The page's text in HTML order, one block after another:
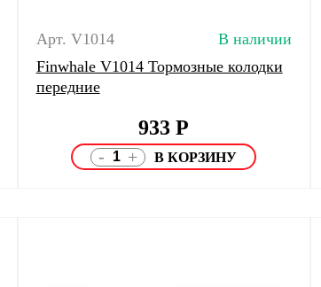
Арт. V1014
В наличии
Finwhale V1014 Тормозные колодки
передние
933Р
- +